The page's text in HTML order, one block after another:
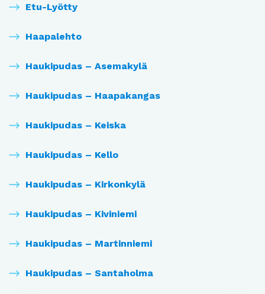
Etu-Lyötty
Haapalehto
Haukipudas – Asemakylä
Haukipudas – Haapakangas
Haukipudas – Keiska
Haukipudas – Kello
Haukipudas – Kirkonkylä
Haukipudas – Kiviniemi
Haukipudas – Martinniemi
Haukipudas – Santaholma